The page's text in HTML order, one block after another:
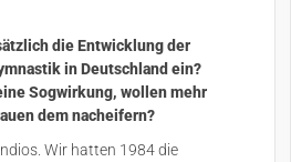
die Entwicklung der
in Deutschland ein?
Sogwirkung, wollen mehr
dem nacheifern?
Wir hatten 1984 die